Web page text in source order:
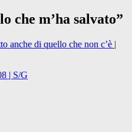
che m’ha salvato”
anche di quello che non c’è |
| S/G